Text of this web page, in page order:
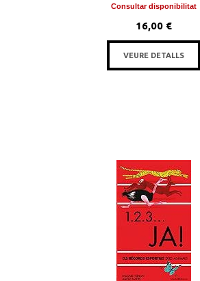
Consultar disponibilitat
16,00 €
VEURE DETALLS